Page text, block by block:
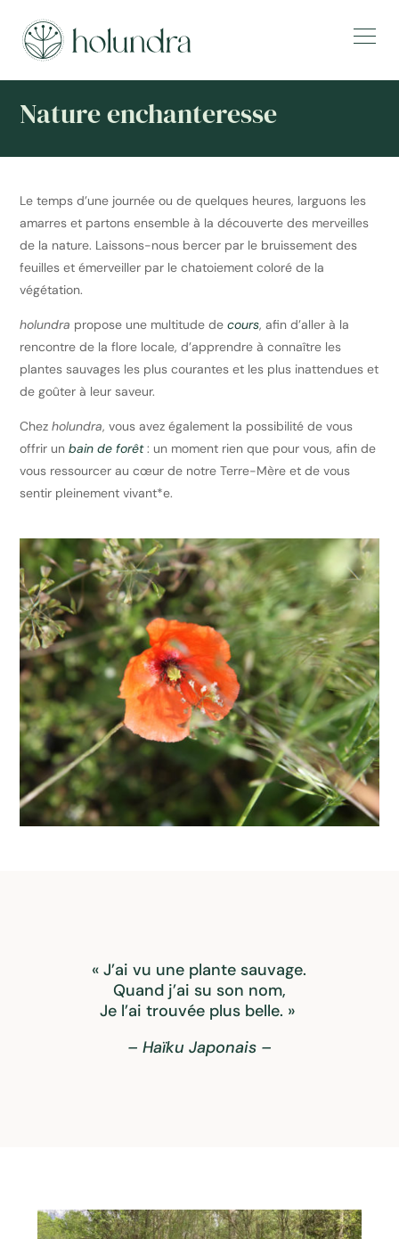
Nature enchanteresse
Le temps d’une journée ou de quelques heures, larguons les
amarres et partons ensemble à la découverte des merveilles
de la nature. Laissons-nous bercer par le bruissement des
feuilles et émerveiller par le chatoiement coloré de la
végétation.
holundra propose une multitude decours, afin d’aller à la
rencontre de la flore locale, d’apprendre à connaître les
plantes sauvages les plus courantes et les plus inattendues et
de goûter à leur saveur.
Chezholundra, vous avez également la possibilité de vous
offrir unbain de forêt: un moment rien que pour vous, afin de
vous ressourcer au cœur de notre Terre-Mère et de vous
sentir pleinement vivant*e.
« J’ai vu une plante sauvage.
Quand j’ai su son nom,
Je l’ai trouvée plus belle. »
– Haïku Japonais –